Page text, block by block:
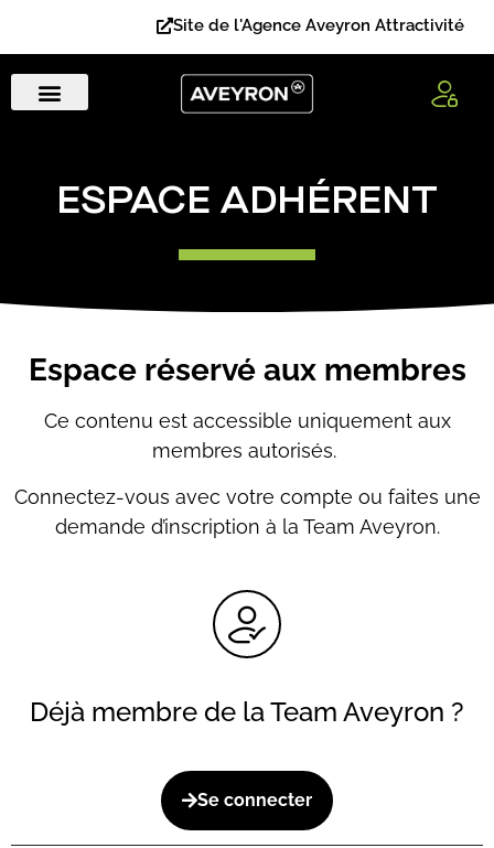
Site de l'Agence Aveyron Attractivité
ESPACE ADHÉRENT
Espace réservé aux membres
Ce contenu est accessible uniquement aux
membres autorisés.
Connectez-vous avec votre compte ou faites une
demande d’inscription à la Team Aveyron.
Déjà membre de la Team Aveyron ?
Se connecter